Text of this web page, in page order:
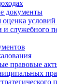
документы
условий
и служебного
правовые